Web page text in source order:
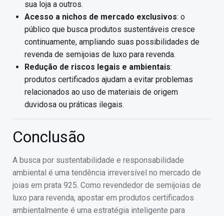
sua loja a outros.
Acesso a nichos de mercado exclusivos: o
público que busca produtos sustentáveis cresce
continuamente, ampliando suas possibilidades de
revenda de semijoias de luxo para revenda.
Redução de riscos legais e ambientais:
produtos certificados ajudam a evitar problemas
relacionados ao uso de materiais de origem
duvidosa ou práticas ilegais.
Conclusão
A busca por sustentabilidade e responsabilidade
ambiental é uma tendência irreversível no mercado de
joias em prata 925. Como revendedor de semijoias de
luxo para revenda, apostar em produtos certificados
ambientalmente é uma estratégia inteligente para